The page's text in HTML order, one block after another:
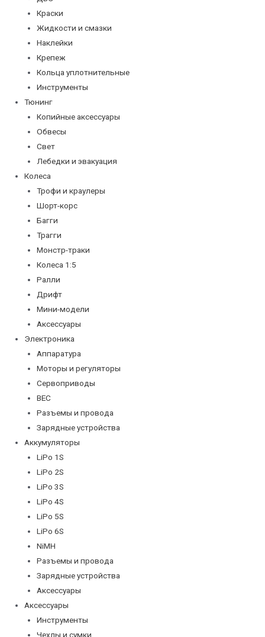
Краски
Жидкости и смазки
Наклейки
Крепеж
Кольца уплотнительные
Инструменты
Тюнинг
Копийные аксессуары
Обвесы
Свет
Лебедки и эвакуация
Колеса
Трофи и краулеры
Шорт-корс
Багги
Трагги
Монстр-траки
Колеса 1:5
Ралли
Дрифт
Мини-модели
Аксессуары
Электроника
Аппаратура
Моторы и регуляторы
Сервоприводы
BEC
Разъемы и провода
Зарядные устройства
Аккумуляторы
LiPo 1S
LiPo 2S
LiPo 3S
LiPo 4S
LiPo 5S
LiPo 6S
NiMH
Разъемы и провода
Зарядные устройства
Аксессуары
Аксессуары
Инструменты
Чехлы и сумки